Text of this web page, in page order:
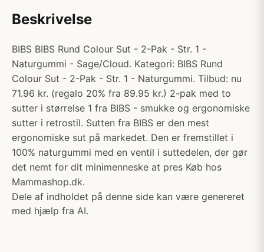
Beskrivelse
BIBS BIBS Rund Colour Sut - 2-Pak - Str. 1 -
Naturgummi - Sage/Cloud. Kategori: BIBS Rund
Colour Sut - 2-Pak - Str. 1 - Naturgummi. Tilbud: nu
71.96 kr. (regalo 20% fra 89.95 kr.) 2-pak med to
sutter i størrelse 1 fra BIBS - smukke og ergonomiske
sutter i retrostil. Sutten fra BIBS er den mest
ergonomiske sut på markedet. Den er fremstillet i
100% naturgummi med en ventil i suttedelen, der gør
det nemt for dit minimenneske at pres Køb hos
Mammashop.dk.
Dele af indholdet på denne side kan være genereret
med hjælp fra AI.